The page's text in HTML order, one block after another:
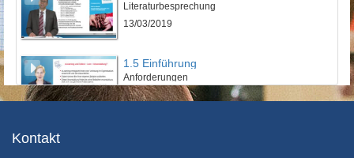
Literaturbesprechung
13/03/2019
1.5 Einführung
Anforderungen
13/03/2019
Kontakt